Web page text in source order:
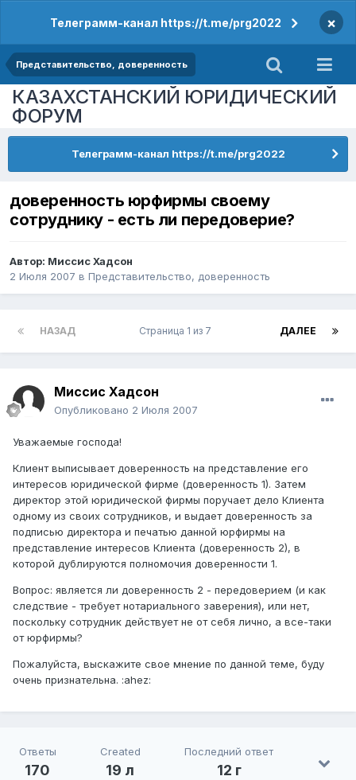
Телеграмм-канал https://t.me/prg2022 ×
Представительство, доверенность
КАЗАХСТАНСКИЙ ЮРИДИЧЕСКИЙ
ФОРУМ
Телеграмм-канал https://t.me/prg2022
доверенность юрфирмы своему
сотруднику - есть ли передоверие?
Автор: Миссис Хадсон
2 Июля 2007 в Представительство, доверенность
НАЗАД ДАЛЕЕ
Страница 1 из 7
Миссис Хадсон
Опубликовано 2 Июля 2007
Уважаемые господа!
Клиент выписывает доверенность на представление его
интересов юридической фирме (доверенность 1). Затем
директор этой юридической фирмы поручает дело Клиента
одному из своих сотрудников, и выдает доверенность за
подписью директора и печатью данной юрфирмы на
представление интересов Клиента (доверенность 2), в
которой дублируются полномочия доверенности 1.
Вопрос: является ли доверенность 2 - передоверием (и как
следствие - требует нотариального заверения), или нет,
поскольку сотрудник действует не от себя лично, а все-таки
от юрфирмы?
Пожалуйста, выскажите свое мнение по данной теме, буду
очень признательна. :ahez:
Ответы
170
Created
19 л
Последний ответ
12 г